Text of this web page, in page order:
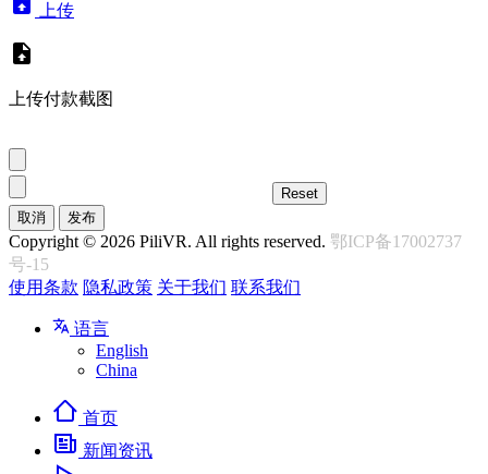
上传
上传付款截图
取消 发布
Copyright © 2026 PiliVR. All rights reserved. 鄂ICP备17002737
号-15
使用条款 隐私政策 关于我们 联系我们
语言
English
China
首页
新闻资讯